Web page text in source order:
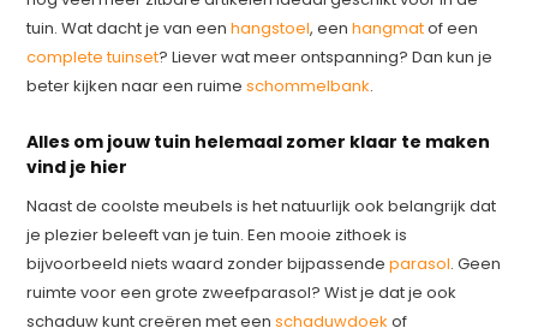
tuin. Wat dacht je van eenhangstoel, eenhangmatof een
complete tuinset? Liever wat meer ontspanning? Dan kun je
beter kijken naar een ruimeschommelbank.
Alles om jouw tuin helemaal zomer klaar te maken
vind je hier
Naast de coolste meubels is het natuurlijk ook belangrijk dat
je plezier beleeft van je tuin. Een mooie zithoek is
bijvoorbeeld niets waard zonder bijpassendeparasol. Geen
ruimte voor een grote zweefparasol? Wist je dat je ook
schaduw kunt creëren met eenschaduwdoek of